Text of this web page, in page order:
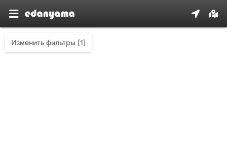
Изменить фильтры [1]